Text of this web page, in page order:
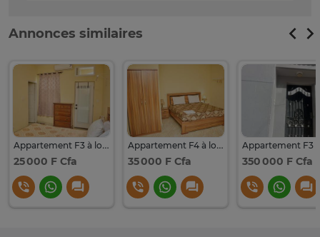
Annonces similaires
Appartement F3 à louer à sacré-cœur 3
25 000 F Cfa
Appartement F4 à louer à sacré-cœur cpi
35 000 F Cfa 350 000 F Cfa